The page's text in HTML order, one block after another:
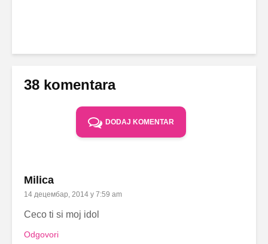
38 komentara
DODAJ KOMENTAR
Milica
14 децембар, 2014 у 7:59 am
Ceco ti si moj idol
Odgovori